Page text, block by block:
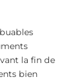
la fin de
bien